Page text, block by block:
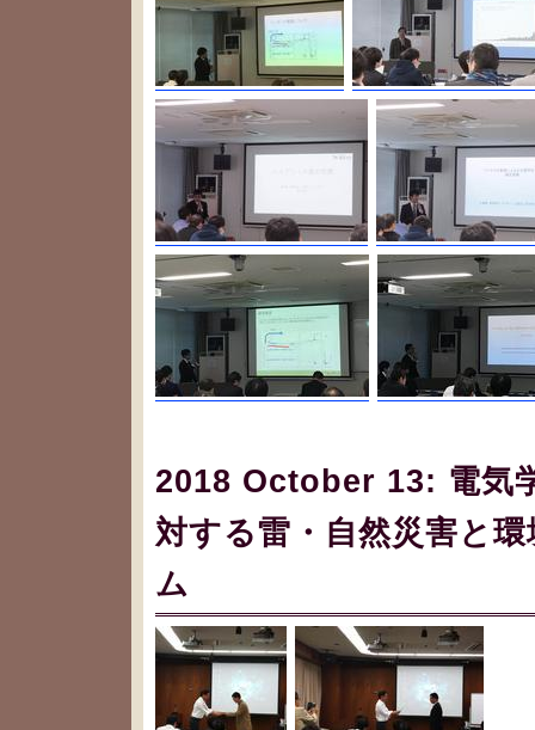
2018 October 13: 電気
対する雷・自然災害と
ム